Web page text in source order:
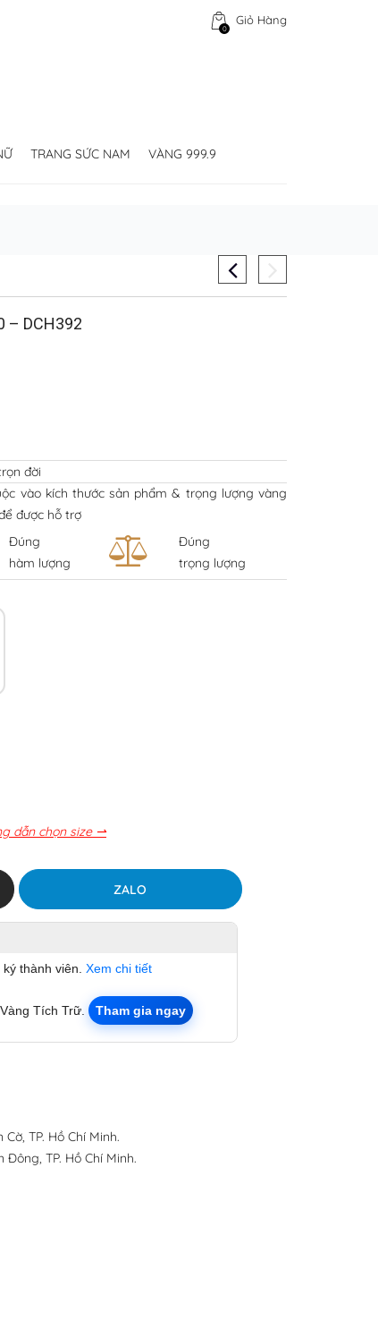
Giỏ Hàng
0
TRANG SỨC NAM VÀNG 999.9
– DCH392
đời
vào kích thước sản phẩm & trọng lượng vàng
được hỗ trợ
Đúng
hàm lượng
Đúng
trọng lượng
dẫn chọn size ⇀
ZALO
thành viên. Xem chi tiết
Tích Trữ. Tham gia ngay
TP. Hồ Chí Minh.
Đông, TP. Hồ Chí Minh.